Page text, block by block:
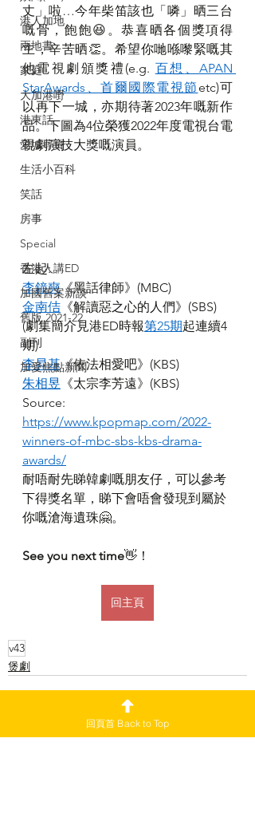
港人加地
兩地書
家庭
大加港嘢
港東話
愛城尋寶
生活小百科
笑話
房事
Special
香港人講ED
加國舊案新談
舊版 2021-22
副刊
加愛焦點新聞
丈」啦…今年柴笛該也「噒」晒三台
嘅骨，飽飽😆。恭喜晒各個獎項得
主，辛苦晒👏。希望你哋喺嚟緊嘅其
他電視劇頒獎禮(e.g. 百想 、APAN
StarAwards 、 首爾國際電視節etc)可
以再下一城，亦期待著2023年嘅新作
品。下圖為4位榮獲2022年度電視台電
視劇演技大獎嘅演員。
左起:
李鐘奭《黑話律師》(MBC)
金南佶 《解讀惡之心的人們》(SBS)
(劇集簡介見港ED時報第25期起連續4
期)
李昇基《依法相愛吧》(KBS)
朱相昱 《太宗李芳遠》(KBS)
Source:
https://www.kpopmap.com/2022-
winners-of-mbc-sbs-kbs-drama-
awards/
耐唔耐先睇韓劇嘅朋友仔，可以參考
下得獎名單，睇下會唔會發現到屬於
你嘅滄海遺珠🤗。
See you next time👋！
回主頁
v43
煲劇
回頁首 Back to Top